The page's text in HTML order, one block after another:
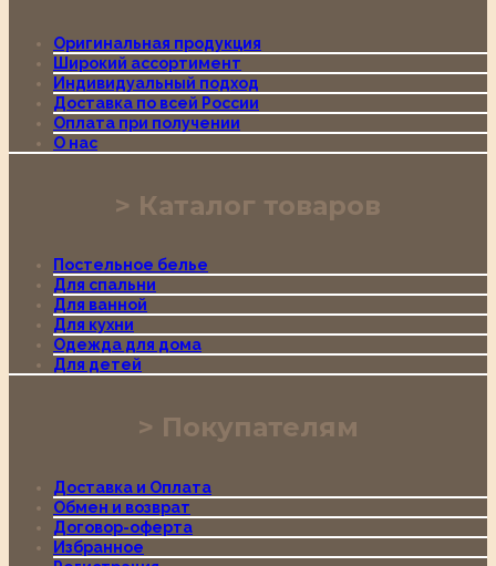
Оригинальная продукция
Широкий ассортимент
Индивидуальный подход
Доставка по всей России
Оплата при получении
О нас
Каталог товаров
Постельное белье
Для спальни
Для ванной
Для кухни
Одежда для дома
Для детей
Покупателям
Доставка и Оплата
Обмен и возврат
Договор-оферта
Избранное